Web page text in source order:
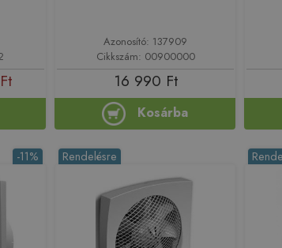
Azonosító: 137909
Cikkszám: 00900000
16 990 Ft
Kosárba
-11% Rendelésre